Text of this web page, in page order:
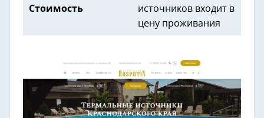
Стоимость
источников входит в
цену проживания